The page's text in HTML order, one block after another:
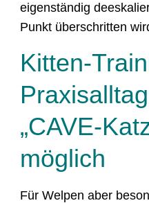
eigenständig
Punkt überschritten
Kitten-
„CAVE-
möglich
Für Welpen aber